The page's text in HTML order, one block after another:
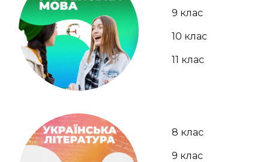
9 клас
10 клас
11 клас
8 клас
9 клас